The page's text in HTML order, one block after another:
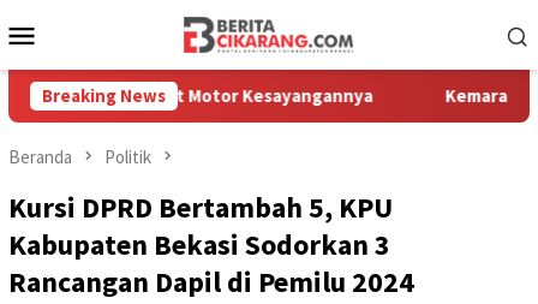
ke
Mobile
Breaking News
Melihat Motor Kesayangannya Kemarau Kian Parah,
Beranda Politik
Kursi DPRD Bertambah 5, KPU
Kabupaten Bekasi Sodorkan 3
Rancangan Dapil di Pemilu 2024